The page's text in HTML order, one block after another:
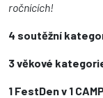
ročnících!
4 soutěžní
3 věkové
1 FestDen v 1